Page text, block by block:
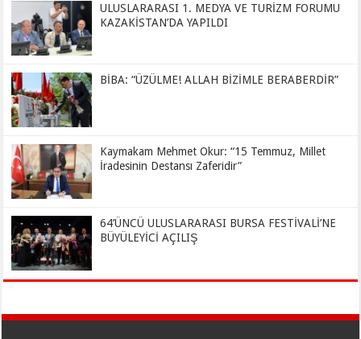
ULUSLARARASI 1. MEDYA VE TURİZM FORUMU
KAZAKİSTAN’DA YAPILDI
BİBA: “ÜZÜLME! ALLAH BİZİMLE BERABERDİR”
Kaymakam Mehmet Okur: “15 Temmuz, Millet
İradesinin Destansı Zaferidir”
64’ÜNCÜ ULUSLARARASI BURSA FESTİVALİ’NE
BÜYÜLEYİCİ AÇILIŞ